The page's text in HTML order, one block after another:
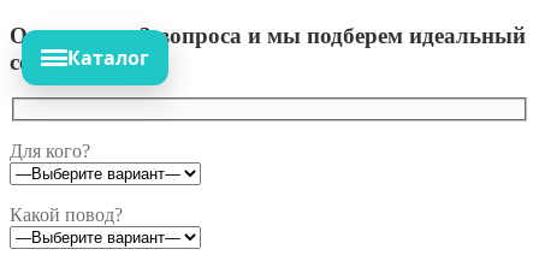
Ответьте на 3 вопроса и мы подберем идеальный
сет!
Для кого?
Какой повод?
Каталог